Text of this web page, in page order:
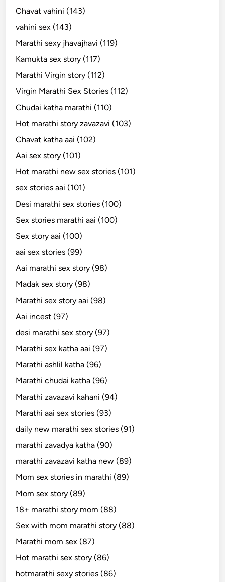
Chavat vahini (143)
vahini sex (143)
Marathi sexy jhavajhavi (119)
Kamukta sex story (117)
Marathi Virgin story (112)
Virgin Marathi Sex Stories (112)
Chudai katha marathi (110)
Hot marathi story zavazavi (103)
Chavat katha aai (102)
Aai sex story (101)
Hot marathi new sex stories (101)
sex stories aai (101)
Desi marathi sex stories (100)
Sex stories marathi aai (100)
Sex story aai (100)
aai sex stories (99)
Aai marathi sex story (98)
Madak sex story (98)
Marathi sex story aai (98)
Aai incest (97)
desi marathi sex story (97)
Marathi sex katha aai (97)
Marathi ashlil katha (96)
Marathi chudai katha (96)
Marathi zavazavi kahani (94)
Marathi aai sex stories (93)
daily new marathi sex stories (91)
marathi zavadya katha (90)
marathi zavazavi katha new (89)
Mom sex stories in marathi (89)
Mom sex story (89)
18+ marathi story mom (88)
Sex with mom marathi story (88)
Marathi mom sex (87)
Hot marathi sex story (86)
hotmarathi sexy stories (86)